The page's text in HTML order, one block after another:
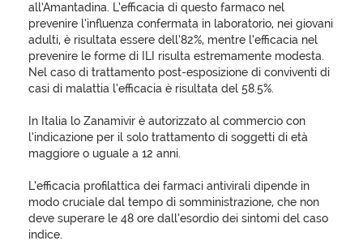
all’Amantadina. L’efficacia di questo farmaco nel
prevenire l’influenza confermata in laboratorio, nei giovani
adulti, è risultata essere dell’82%, mentre l’efficacia nel
prevenire le forme di ILI risulta estremamente modesta.
Nel caso di trattamento post-esposizione di conviventi di
casi di malattia l’efficacia è risultata del 58.5%.
In Italia lo Zanamivir è autorizzato al commercio con
l’indicazione per il solo trattamento di soggetti di età
maggiore o uguale a 12 anni.
L’efficacia profilattica dei farmaci antivirali dipende in
modo cruciale dal tempo di somministrazione, che non
deve superare le 48 ore dall’esordio dei sintomi del caso
indice.